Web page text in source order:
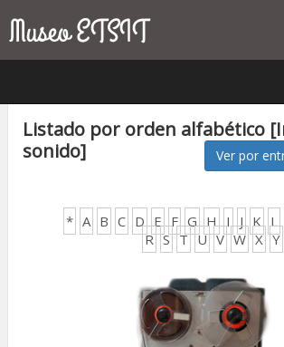
Listado por orden alfabético
sonido]
Ver por
* A B C D E F G H I J K L
R S T U V W X Y